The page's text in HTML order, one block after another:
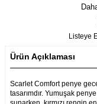
Listeye
Ürün Açıklaması
Scarlet Comfort penye
tasarımdır. Yumuşak